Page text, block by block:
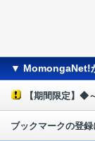
▼ MomongaNet!
【期間限定】◆
ブックマークの登録